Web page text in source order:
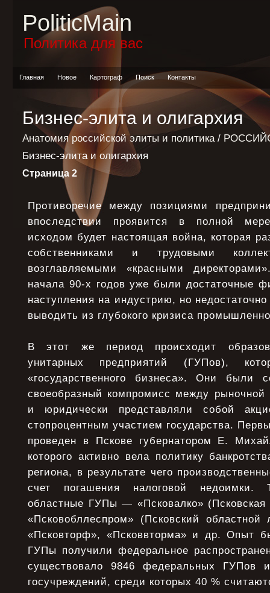
PoliticMain
Политика для вас
Главная Новое Картограф Поиск Контакты
Бизнес-элита и олигархия
Анатомия российской элиты и политика/
Бизнес-элита и олигархия
Страница 2
Противоречие между позициями
впоследствии проявится в полной
исходом будет настоящая война, которая
собственниками и трудовыми
возглавляемыми «красными
начала 90-х годов уже были достаточные
наступления на индустрию, но
выводить из глубокого кризиса
В этот же период происходит
унитарных предприятий (ГУПов),
«государственного бизнеса». Они были
своеобразный компромисс между рыночной
и юридически представляли собой
стопроцентным участием государства.
проведен в Пскове губернатором Е.
которого активно вела политику
региона, в результате чего
счет погашения налоговой недоимки.
областные ГУПы — «Псковалко» (Псковская
«Псковобллеспром» (Псковский областной
«Псковторф», «Псковвторма» и др. Опыт
ГУПы получили федеральное
существовало 9846 федеральных ГУПов
госучреждений, среди которых 40 %